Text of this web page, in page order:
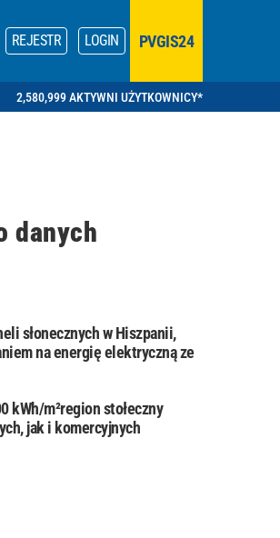
REJESTR LOGIN PVGIS24
2,580,999 AKTYWNI UŻYTKOWNICY*
danych
słonecznych w Hiszpanii,
na energię elektryczną ze
kWh/m²region stołeczny
jak i komercyjnych